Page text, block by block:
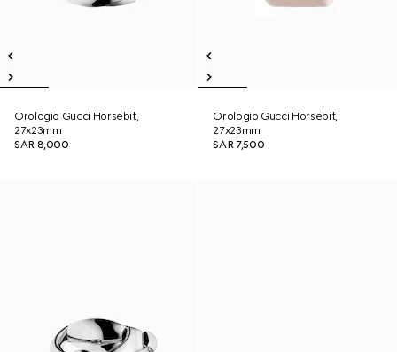
Orologio Gucci Horsebit,
27x23mm
SAR 8,000
Orologio Gucci Horsebit,
27x23mm
SAR 7,500